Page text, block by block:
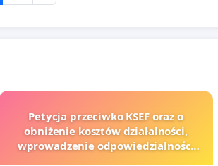
Petycja przeciwko KSEF oraz o
obniżenie kosztów działalności,
wprowadzenie odpowiedzialności